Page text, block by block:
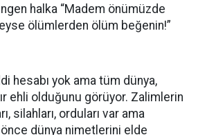
halka “Madem önümüzde
ölümlerden ölüm beğenin!”
hesabı yok ama tüm dünya,
ehli olduğunu görüyor. Zalimlerin
silahları, orduları var ama
önce dünya nimetlerini elde